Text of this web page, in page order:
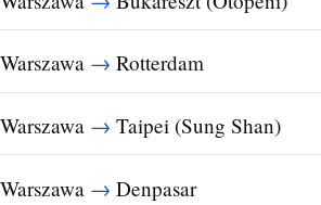
Warszawa → Rotterdam
Warszawa → Taipei (Sung Shan)
Warszawa → Denpasar